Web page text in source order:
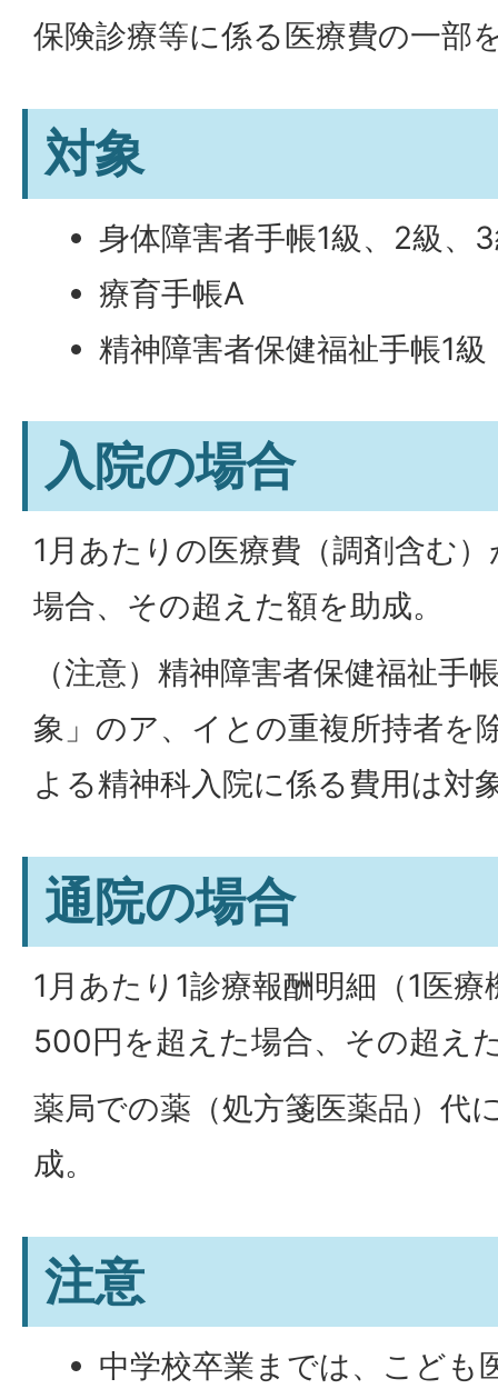
保険診療等に係る医療費の一部
対象
身体障害者手帳1級、2級、
療育手帳A
精神障害者保健福祉手帳1級
入院の場合
1月あたりの医療費（調剤含む
場合、その超えた額を助成。
（注意）精神障害者保健福祉手
象」のア、イとの重複所持者を
よる精神科入院に係る費用は対
通院の場合
1月あたり1診療報酬明細（1医
500円を超えた場合、その超え
薬局での薬（処方箋医薬品）代
成。
注意
中学校卒業までは、こども